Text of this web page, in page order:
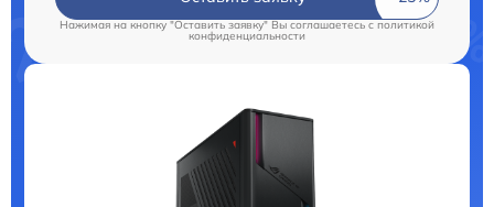
Нажимая на кнопку "Оставить заявку" Вы соглашаетесь c политикой
конфиденциальности